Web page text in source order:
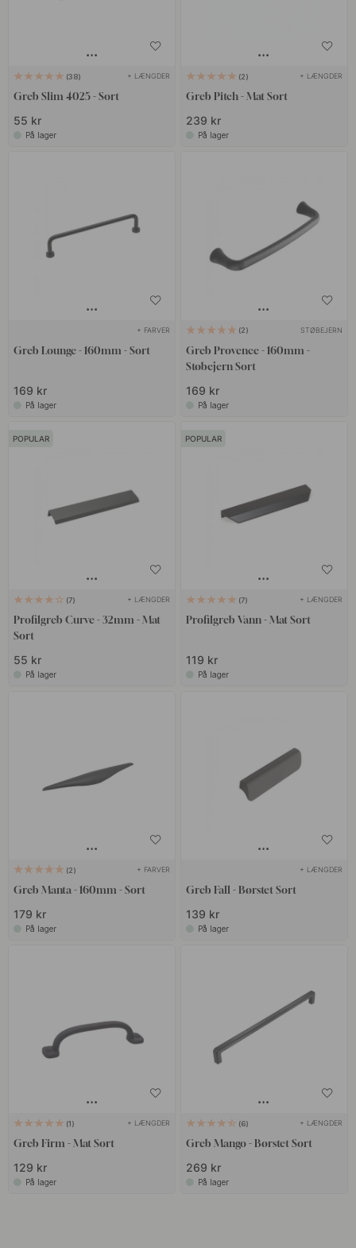
38 + LÆNGDER
Greb Slim 4025 - Sort
55 kr
På lager
2 + LÆNGDER
Greb Pitch - Mat Sort
239 kr
På lager
+ FARVER
Greb Lounge - 160mm - Sort
169 kr
På lager
2 STØBEJERN
Greb Provence - 160mm -
Støbejern Sort
169 kr
På lager
POPULAR
7 + LÆNGDER
Profilgreb Curve - 32mm - Mat
Sort
55 kr
På lager
POPULAR
7 + LÆNGDER
Profilgreb Vann - Mat Sort
119 kr
På lager
2 + FARVER
Greb Manta - 160mm - Sort
179 kr
På lager
+ LÆNGDER
Greb Fall - Børstet Sort
139 kr
På lager
1 + LÆNGDER
Greb Firm - Mat Sort
129 kr
På lager
6 + LÆNGDER
Greb Mango - Børstet Sort
269 kr
På lager